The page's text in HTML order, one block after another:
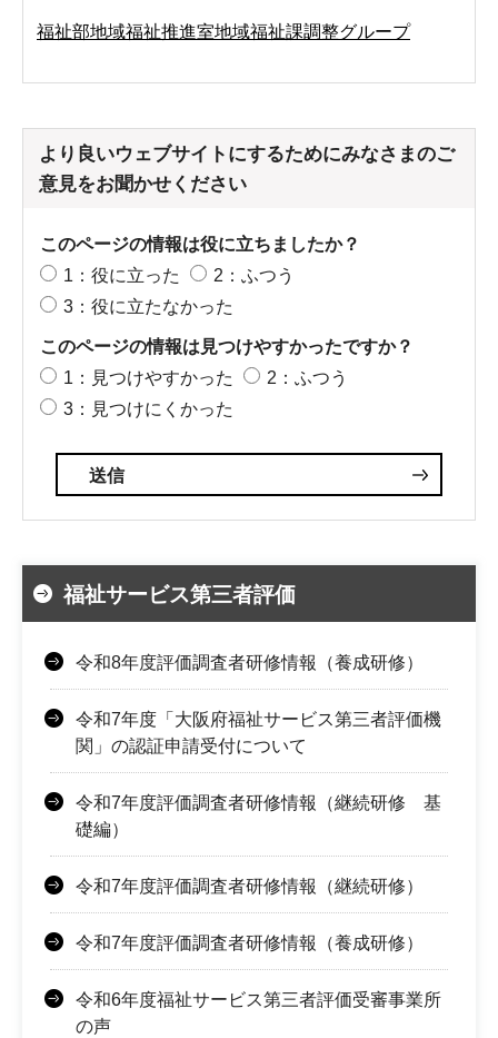
福祉部地域福祉推進室地域福祉課調整グループ
より良いウェブサイトにするためにみなさまのご
意見をお聞かせください
このページの情報は役に立ちましたか？
1：役に立った
2：ふつう
3：役に立たなかった
このページの情報は見つけやすかったですか？
1：見つけやすかった
2：ふつう
3：見つけにくかった
福祉サービス第三者評価
令和8年度評価調査者研修情報（養成研修）
令和7年度「大阪府福祉サービス第三者評価機
関」の認証申請受付について
令和7年度評価調査者研修情報（継続研修 基
礎編）
令和7年度評価調査者研修情報（継続研修）
令和7年度評価調査者研修情報（養成研修）
令和6年度福祉サービス第三者評価受審事業所
の声